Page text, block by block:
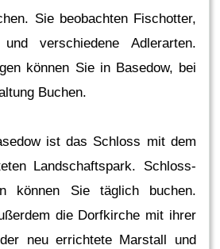
Sie beobachten Fischotter,
verschiedene Adlerarten.
können Sie in Basedow, bei
Buchen.
ist das Schloss mit dem
Landschaftspark. Schloss-
können Sie täglich buchen.
die Dorfkirche mit ihrer
neu errichtete Marstall und